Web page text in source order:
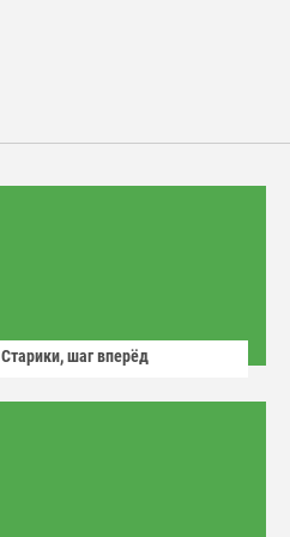
Старики, шаг вперёд